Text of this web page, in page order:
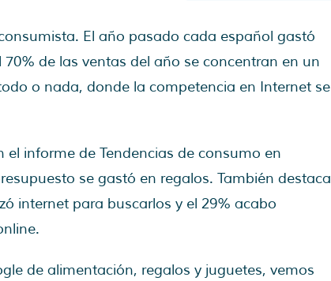
El año pasado cada español gastó
de las ventas del año se concentran en un
o nada, donde la competencia en Internet se
informe de Tendencias de consumo en
se gastó en regalos. También destaca
internet para buscarlos y el 29% acabo
de alimentación, regalos y juguetes, vemos